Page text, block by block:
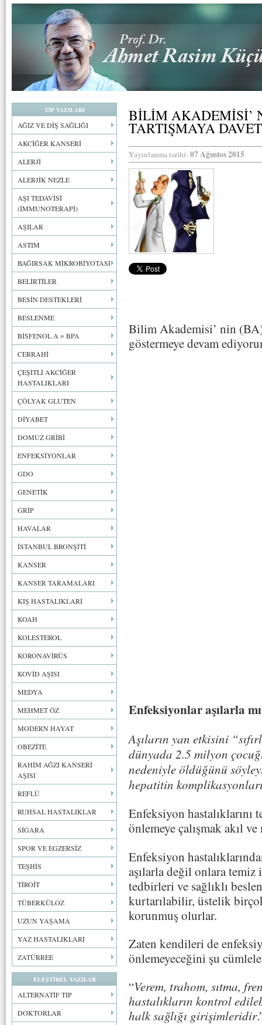
TIP YAZILARI
AĞIZ VE DİŞ SAĞLIĞI
AKCİĞER KANSERİ
ALERJİ
ALERJİK NEZLE
AŞI TEDAVİSİ
(İMMUNOTERAPİ)
AŞILAR
ASTIM
BAĞIRSAK MİKROBİYOTASI
BELİRTİLER
BESİN DESTEKLERİ
BESLENME
BİSFENOL A = BPA
CERRAHİ
ÇEŞİTLİ AKCİĞER
HASTALIKLARI
ÇÖLYAK GLUTEN
DİYABET
DOMUZ GRİBİ
ENFEKSİYONLAR
GDO
GENETİK
GRİP
HAVALAR
İSTANBUL BRONŞİTİ
KANSER
KANSER TARAMALARI
KIŞ HASTALIKLARI
KOAH
KOLESTEROL
KORONAVİRÜS
KOVİD AŞISI
MEDYA
MEHMET ÖZ
MODERN HAYAT
OBEZİTE
RAHİM AĞZI KANSERİ
AŞISI
REFLÜ
RUHSAL HASTALIKLAR
SİGARA
SPOR VE EGZERSİZ
TEŞHİS
TİROİT
TÜBERKÜLOZ
UZUN YAŞAMA
YAZ HASTALIKLARI
ZATÜRREE
ELEŞTİREL YAZILAR
ALTERNATİF TIP
DOKTORLAR
BİLİM AKADEMİSİ’
TARTIŞMAYA
Yayınlanma tarihi: 07 Ağustos 2015
Bilim Akademisi’ nin
göstermeye devam
Enfeksiyonlar aşılarla
Aşıların yan etkisini
dünyada 2.5 milyon
nedeniyle öldüğünü
hepatitin
Enfeksiyon hastalıklarını
önlemeye çalışmak akıl ve
Enfeksiyon
aşılarla değil onlara
tedbirleri ve sağlıklı
kurtarılabilir, üstelik
korunmuş olurlar.
Zaten kendileri de
önlemeyeceğini şu
“Verem, trahom, sıtma,
hastalıkların kontrol
halk sağlığı girişimleridir